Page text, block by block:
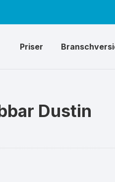
Priser
Dustin